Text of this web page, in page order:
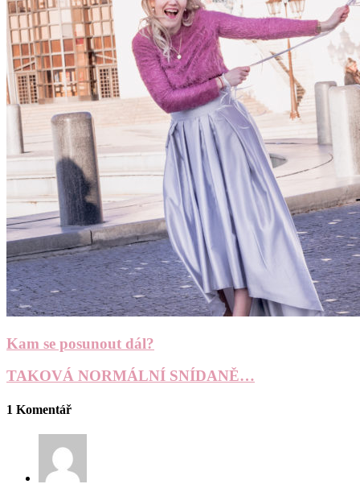
Kam se posunout dál?
TAKOVÁ NORMÁLNÍ SNÍDANĚ…
1 Komentář